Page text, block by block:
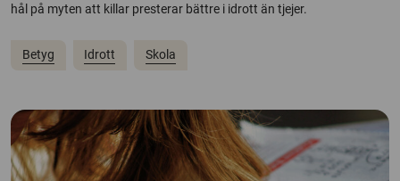
hål på myten att killar presterar bättre i idrott än tjejer.
Betyg Idrott Skola